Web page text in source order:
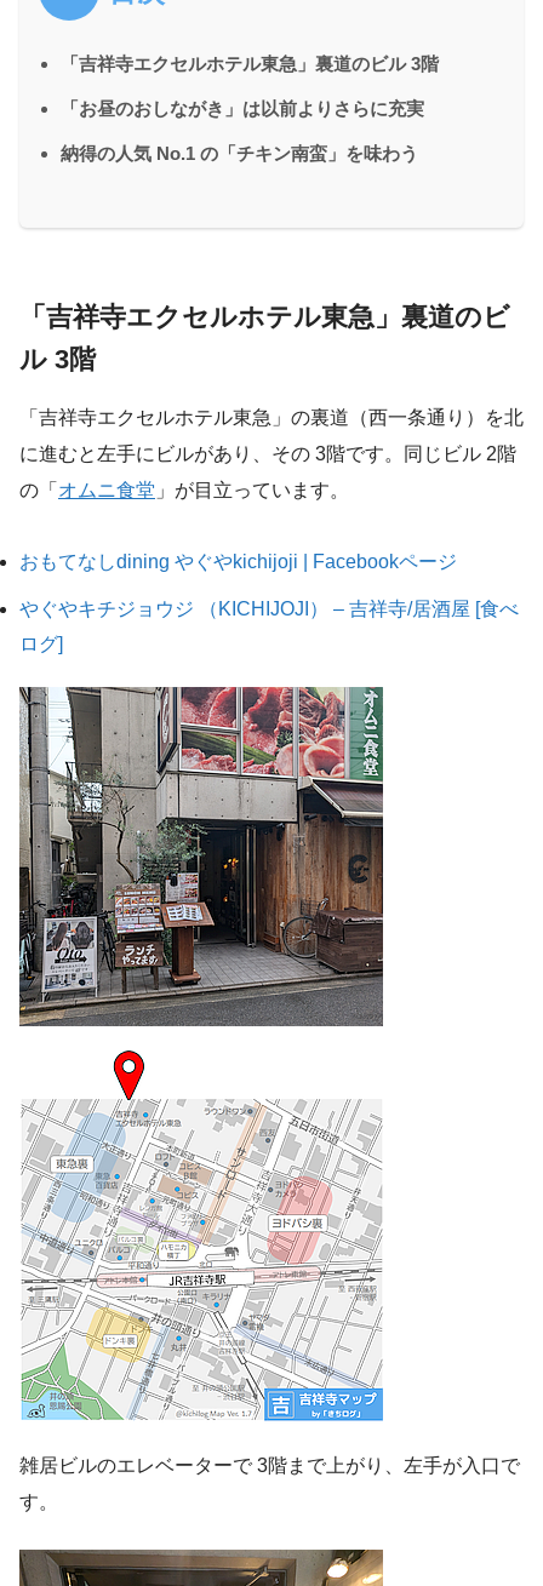
「吉祥寺エクセルホテル東急」裏道のビル 3階
「お昼のおしながき」は以前よりさらに充実
納得の人気 No.1 の「チキン南蛮」を味わう
「吉祥寺エクセルホテル東急」裏道のビ
ル 3階
「吉祥寺エクセルホテル東急」の裏道（西一条通り）を北
に進むと左手にビルがあり、その 3階です。同じビル 2階
の「 オムニ食堂 」が目立っています。
おもてなしdining やぐやkichijoji | Facebookページ
やぐやキチジョウジ （KICHIJOJI） – 吉祥寺/居酒屋 [食べ
ログ]
雑居ビルのエレベーターで 3階まで上がり、左手が入口で
す。